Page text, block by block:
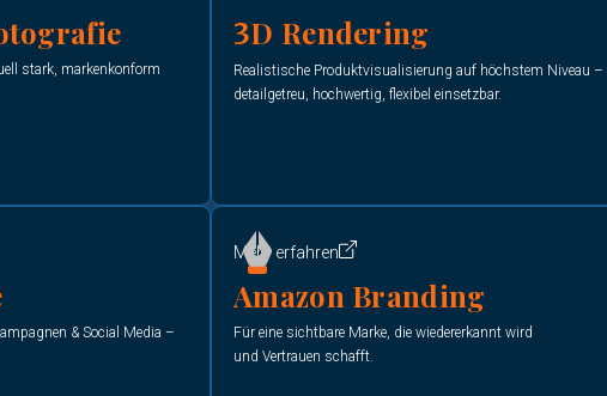
stark, markenkonform
3D Rendering
Realistische Produktvisualisierung auf höchstem Niveau –
detailgetreu, hochwertig, flexibel einsetzbar.
& Social Media –
Amazon Branding
Für eine sichtbare Marke, die wiedererkannt wird
und Vertrauen schafft.
Mehr erfahren